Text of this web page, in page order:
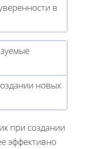
в
новых
при создании
эффективно